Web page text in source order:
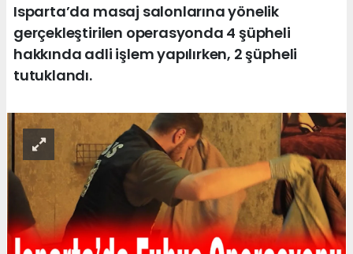
Isparta’da masaj salonlarına yönelik
gerçekleştirilen operasyonda 4 şüpheli
hakkında adli işlem yapılırken, 2 şüpheli
tutuklandı.